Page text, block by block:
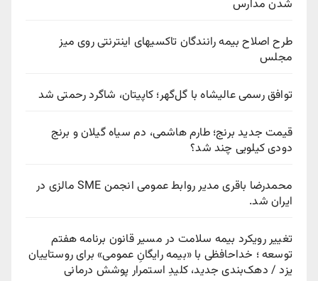
شدن مدارس
طرح اصلاح بیمه رانندگان تاکسیهای اینترنتی روی میز
مجلس
توافق رسمی عالیشاه با گل‌گهر؛ کاپیتان، شاگرد رحمتی شد
قیمت جدید برنج؛ طارم هاشمی، دم سیاه گیلان و برنج
دودی کیلویی چند شد؟
محمدرضا باقری مدیر روابط عمومی انجمن SME مالزی در
ایران شد.
تغییر رویکرد بیمه سلامت در مسیر قانون برنامه هفتم
توسعه ؛ خداحافظی با «بیمه رایگانِ عمومی» برای روستاییان
یزد / دهک‌بندی جدید، کلیدِ استمرار پوشش درمانی